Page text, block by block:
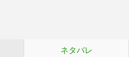
ネタバレ